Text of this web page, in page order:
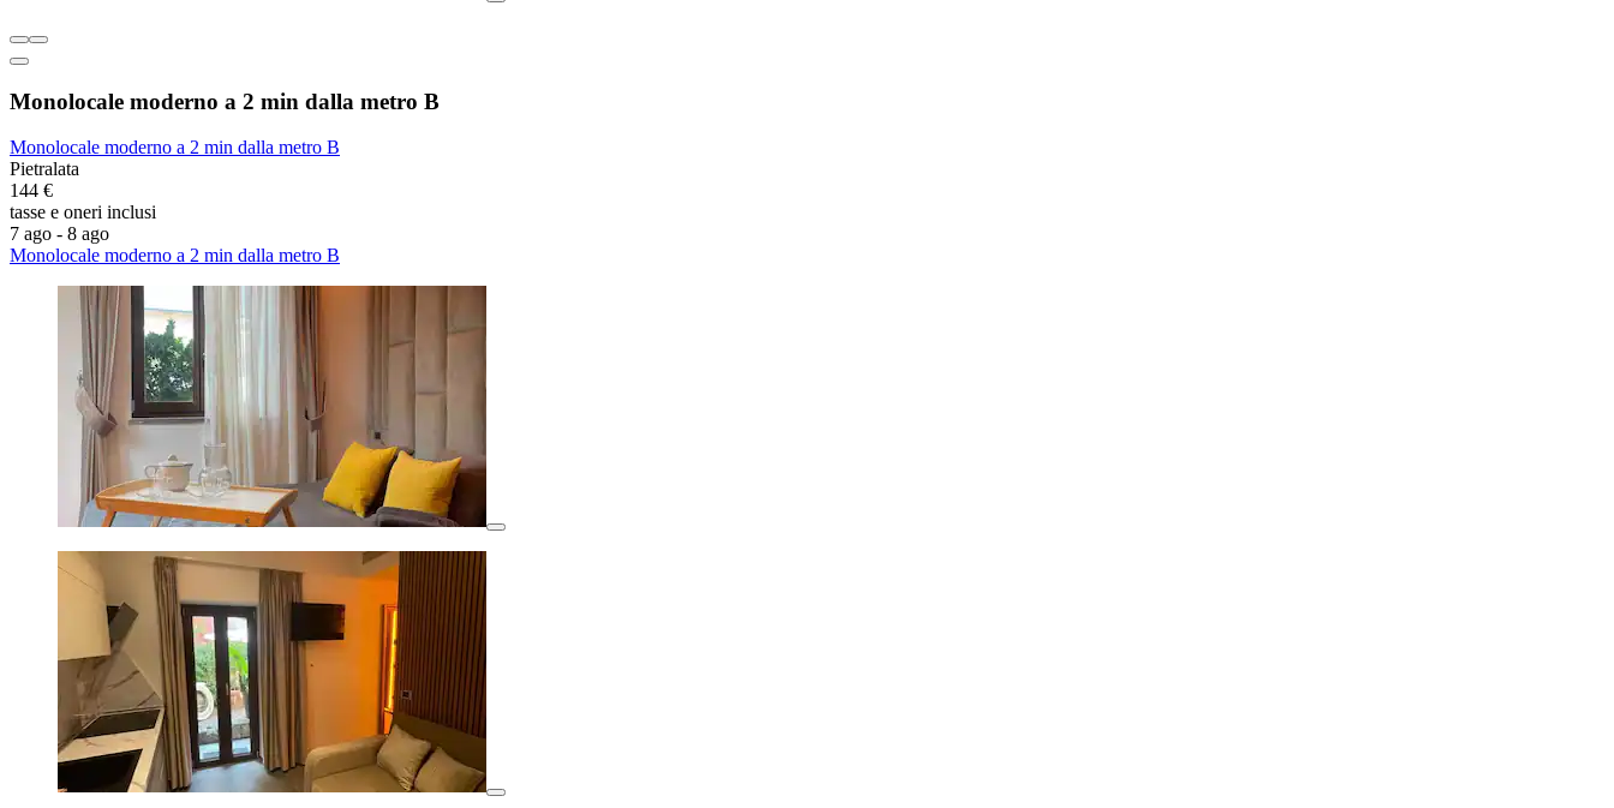
Monolocale moderno a 2 min dalla metro B
Monolocale moderno a 2 min dalla metro B
Pietralata
144 €
tasse e oneri inclusi
7 ago - 8 ago
Monolocale moderno a 2 min dalla metro B